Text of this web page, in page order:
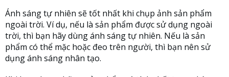
Ánh sáng tự nhiên sẽ tốt nhất khi chụp ảnh sản phẩm
ngoài trời. Ví dụ, nếu là sản phẩm được sử dụng ngoài
trời, thì bạn hãy dùng ánh sáng tự nhiên. Nếu là sản
phẩm có thể mặc hoặc đeo trên người, thì bạn nên sử
dụng ánh sáng nhân tạo.